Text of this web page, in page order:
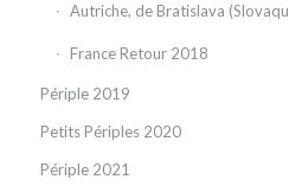
Autriche, de Bratislava
France Retour 2018
Périple 2019
Petits Périples 2020
Périple 2021